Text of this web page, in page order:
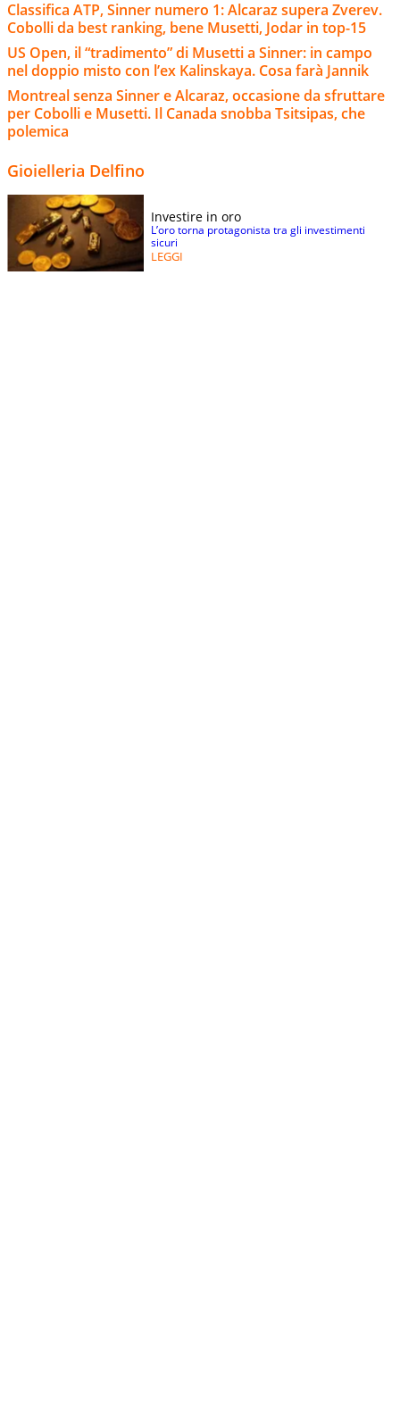
Classifica ATP, Sinner numero 1: Alcaraz supera Zverev.
Cobolli da best ranking, bene Musetti, Jodar in top-15
US Open, il “tradimento” di Musetti a Sinner: in campo
nel doppio misto con l’ex Kalinskaya. Cosa farà Jannik
Montreal senza Sinner e Alcaraz, occasione da sfruttare
per Cobolli e Musetti. Il Canada snobba Tsitsipas, che
polemica
Gioielleria Delfino
Investire in oro
L’oro torna protagonista tra gli investimenti
sicuri
LEGGI